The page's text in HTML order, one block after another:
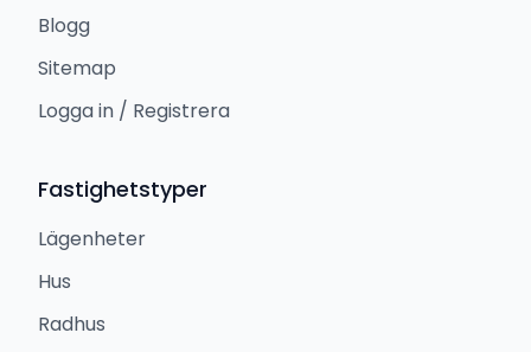
Blogg
Sitemap
Logga in / Registrera
Fastighetstyper
Lägenheter
Hus
Radhus